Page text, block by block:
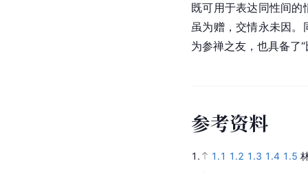
既可用于表达同性间
虽为赠，交情永未因。
为参禅之友，也具备了
参考资料
1. 1.1 1.2 1.3 1.4 1.5